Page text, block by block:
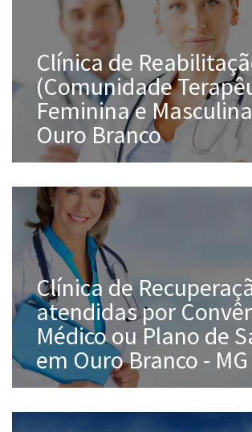
Clínica de
(Comunidade
Feminina e
Ouro Branco
Clínica de
atendidas por
Médico ou Plano de
em Ouro Branco - MG